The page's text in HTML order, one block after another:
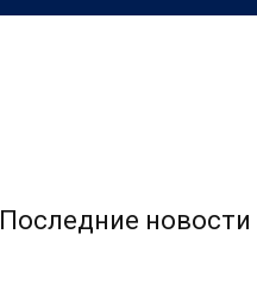
Последние новости